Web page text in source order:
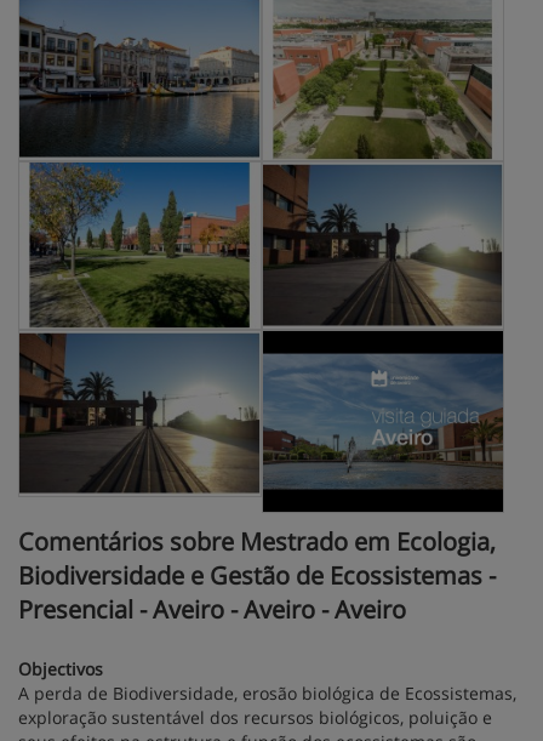
Comentários sobre Mestrado em Ecologia,
Biodiversidade e Gestão de Ecossistemas -
Presencial - Aveiro - Aveiro - Aveiro
Objectivos
A perda de Biodiversidade, erosão biológica de Ecossistemas,
exploração sustentável dos recursos biológicos, poluição e